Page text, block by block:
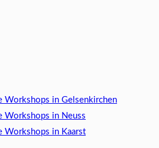
Workshops in Gelsenkirchen
Workshops in Neuss
Workshops in Kaarst